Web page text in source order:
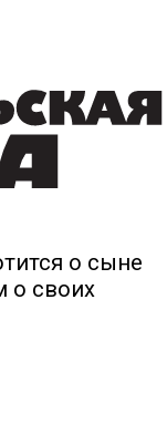
о сыне
о своих